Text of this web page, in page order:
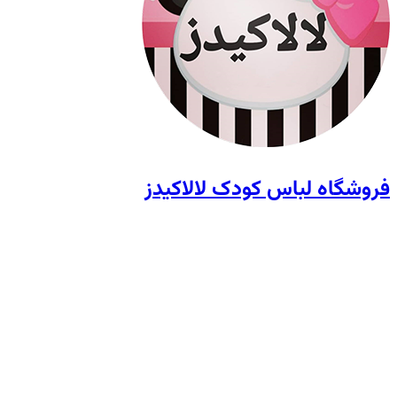
فروشگاه لباس کودک لالاکیدز